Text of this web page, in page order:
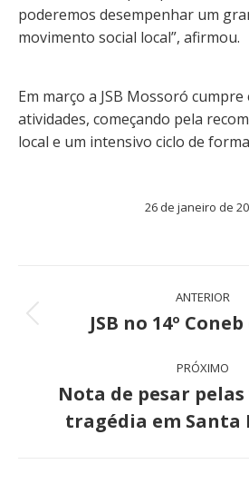
poderemos desempenhar um
movimento social local”, afirmou.
Em março a JSB Mossoró
atividades, começando pela
local e um intensivo ciclo de
26 de janeiro de
Navegação
de
ANTERIOR
Post
JSB no 14º
PRÓXIMO
post:
Nota de pesar
tragédia em Santa